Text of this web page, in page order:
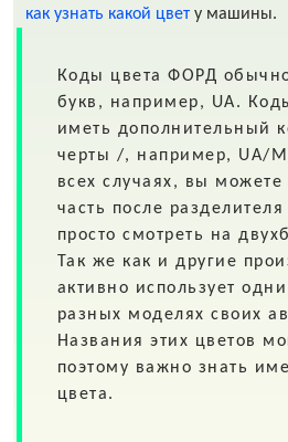
как узнать какой цвету машины.
Коды цветаФОРД
букв, например, UA.
иметь дополнительный
черты /, например, UA/
всех случаях, вы можете
часть после
просто смотреть на
Так же как и другие
активно использует
разных моделях своих
Названия этих цветов
поэтому важно знать
цвета.